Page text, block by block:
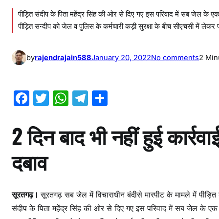
पीड़ित संदीप के पिता महेंद्र सिंह की ओर से दिए गए इस परिवाद में सब जेल के
पीड़ित सन्दीप को जेल व पुलिस के कर्मचारी कड़ी सुरक्षा के बीच सीएचसी में
byrajendrajain588January 20, 2022No commentso
दी
से
ट
2
F
c
e
b
o
o
k
T
itt
er
W
at
s
p
T
e
gr
ar
e
2 दिन बाद भी नहीं हुई
दबाव
सूरतगढ़।सूरतगढ़ सब जेल में विचाराधीन बंदीसे मारपीट के मामले में पीड़ित
संदीप के पिता महेंद्र सिंह की ओर से दिए गए इस परिवाद में सब जेल के एक